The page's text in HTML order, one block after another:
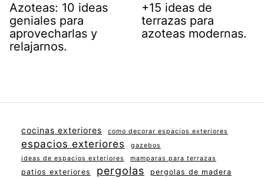
Azoteas: 10 ideas
geniales para
aprovecharlas y
relajarnos.
+15 ideas de
terrazas para
azoteas modernas.
cocinas exteriores como decorar espacios exteriores
espacios exteriores
gazebos
ideas de espacios exteriores
mamparas para terrazas
patios exteriores pergolas
pergolas de madera